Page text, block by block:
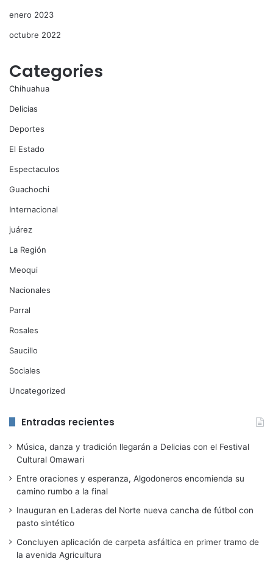
enero 2023
octubre 2022
Categories
Chihuahua
Delicias
Deportes
El Estado
Espectaculos
Guachochi
Internacional
juárez
La Región
Meoqui
Nacionales
Parral
Rosales
Saucillo
Sociales
Uncategorized
Entradas recientes
Música, danza y tradición llegarán a Delicias con el Festival
Cultural Omawari
Entre oraciones y esperanza, Algodoneros encomienda su
camino rumbo a la final
Inauguran en Laderas del Norte nueva cancha de fútbol con
pasto sintético
Concluyen aplicación de carpeta asfáltica en primer tramo de
la avenida Agricultura